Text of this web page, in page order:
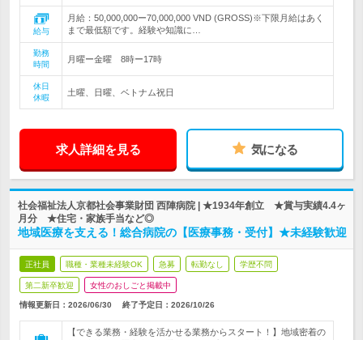
給与
月給：50,000,000ー70,000,000 VND (GROSS)※下限月給はあく
まで最低額です。経験や知識に…
勤務
時間
月曜ー金曜 8時ー17時
休日
休暇
土曜、日曜、ベトナム祝日
求人詳細を見る 気になる
社会福祉法人京都社会事業財団 西陣病院 | ★1934年創立 ★賞与実績4.4ヶ
月分 ★住宅・家族手当など◎
地域医療を支える！総合病院の【医療事務・受付】★未経験歓迎
正社員 職種・業種未経験OK 急募 転勤なし 学歴不問
第二新卒歓迎 女性のおしごと掲載中
情報更新日：2026/06/30 終了予定日： 2026/10/26
【できる業務・経験を活かせる業務からスタート！】地域密着の